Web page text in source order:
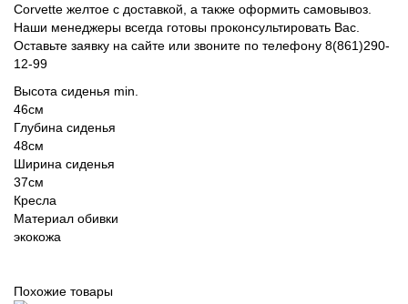
Corvette желтое с доставкой, а также оформить самовывоз.
Наши менеджеры всегда готовы проконсультировать Вас.
Оставьте заявку на сайте или звоните по телефону 8(861)290-
12-99
Высота сиденья min.
46см
Глубина сиденья
48см
Ширина сиденья
37см
Кресла
Материал обивки
экокожа
Похожие товары